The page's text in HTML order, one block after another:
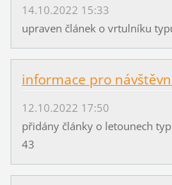
14.10.2022 15:33
upraven článek o vrtulníku
informace pro
12.10.2022 17:50
přidány články o letounech
43